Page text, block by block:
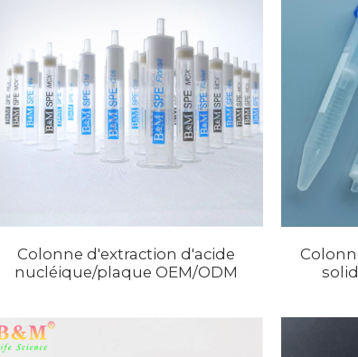
Colonne d'extraction d'acide
nucléique/plaque OEM/ODM